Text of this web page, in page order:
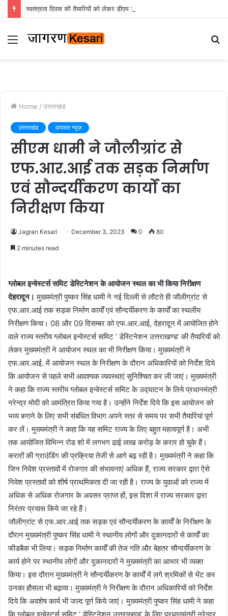
Menu
Home / उत्तराखंड
उत्तराखंड वायरल न्यूज़
सीएम धामी ने जौलीग्रांट से
एफ.आर.आई तक सड़क निर्माण
एवं सौन्दर्यीकरण कार्यों का
निरीक्षण किया
Jagran Kesari December 3, 2023 0 80
2 minutes read
ग्लोबल इन्वेस्टर्स समिट डेस्टिनेशन के आयोजन स्थल का भी किया निरीक्षण
देहरादून। मुख्यमंत्री पुष्कर सिंह धामी ने नई दिल्ली से लौटते ही जौलीग्रांट से
एफ.आर.आई तक सड़क निर्माण कार्यों एवं सौन्दर्यीकरण के कार्यों का स्थलीय
निरीक्षण किया। 08 और 09 दिसम्बर को एफ.आर.आई, देहरादून में आयोजित होने
वाले राज्य स्तरीय ग्लोबल इन्वेस्टर्स समिट ‘ डेस्टिनेशन उत्तराखण्ड’ की तैयारियों को
लेकर मुख्यमंत्री ने आयोजन स्थल का भी निरीक्षण किया। मुख्यमंत्री ने
एफ.आर.आई. में आयोजन स्थल के निरीक्षण के दौरान अधिकारियों को निर्देश दिये
कि आयोजन से पहले सभी आवश्यक व्यवस्थाएं सुनिश्चित कर ली जाएं। मुख्यमंत्री
ने कहा कि राज्य स्तरीय ग्लोबल इन्वेस्टर्स समिट के उद्घाटन के लिये प्रधानमंत्री
नरेन्द्र मोदी को आमंत्रित किया गया है। उन्होंने निर्देश दिये कि इस आयोजन को
भव्य बनाने के लिए सभी संबंधित विभाग अपने स्तर से समय पर सभी तैयारियां पूर्ण
कर लें। मुख्यमंत्री ने कहा कि यह समिट राज्य के लिए बहुत महत्वपूर्ण है। अभी
तक आयोजित विभिन्न रोड शो में लगभग ढाई लाख करोड़ के करार हो चुके हैं।
करारों की ग्राउंडिंग की प्रक्रिया तेजी से आगे बढ़ रही है। मुख्यमंत्री ने कहा कि
जिन निवेश प्रस्तावों में रोजगार की संभावनाएं अधिक हैं, राज्य सरकार द्वारा ऐसे
निवेश प्रस्तावों को शीर्ष प्राथमिकता दी जा रही है। राज्य के युवाओं को राज्य में
अधिक से अधिक रोजगार के अवसर प्राप्त हों, इस दिशा में राज्य सरकार द्वारा
निरंतर प्रयास किये जा रहे हैं।
जौलीग्रांट से एफ.आर.आई तक सड़क एवं सौन्दर्यीकरण के कार्यों के निरीक्षण के
दौरान मुख्यमंत्री पुष्कर सिंह धामी ने स्थानीय लोगों और दुकानदारों से कार्यों का
फीडबैक भी लिया। सड़क निर्माण कार्यों की तेज गति और बेहतर सौन्दर्यीकरण के
कार्य होने पर स्थानीय लोगों और दुकानदारों ने मुख्यमंत्री का आभार भी व्यक्त
किया। इस दौरान मुख्यमंत्री ने सौन्दर्यीकरण के कार्यों में लगे श्रमिकों से भेंट कर
उनका हौसला भी बढ़ाया। मुख्यमंत्री ने निरीक्षण के दौरान अधिकारियों को निर्देश
दिये कि अवशेष कार्य भी जल्द पूर्ण किये जाएं। मुख्यमंत्री पुष्कर सिंह धामी ने कहा